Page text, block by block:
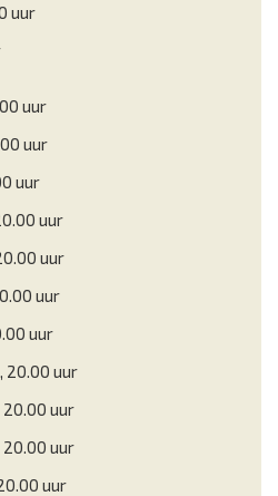
uur
uur
uur
uur
uur
uur
uur
uur
20.00 uur
20.00 uur
20.00 uur
uur